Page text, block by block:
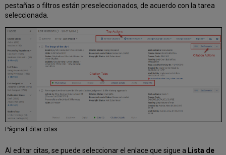
pestañas o filtros están preseleccionados, de acuerdo con la tarea
seleccionada.
Página Editar citas
Al editar citas, se puede seleccionar el enlace que sigue a Lista de